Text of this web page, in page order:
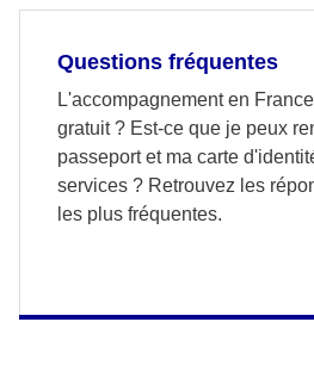
Questions fréquentes
L'accompagnement en
gratuit ? Est-ce que je peux
passeport et ma carte
services ? Retrouvez les
les plus fréquentes.